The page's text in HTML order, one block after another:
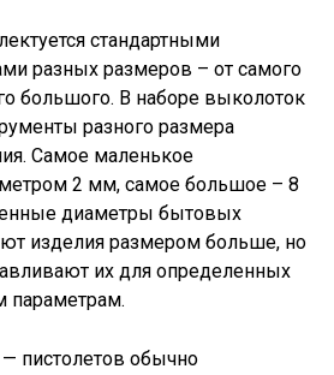
стандартными
разных размеров – от самого
большого. В наборе выколоток
разного размера
Самое маленькое
2 мм, самое большое – 8
диаметры бытовых
изделия размером больше, но
их для определенных
параметрам.
пистолетов обычно